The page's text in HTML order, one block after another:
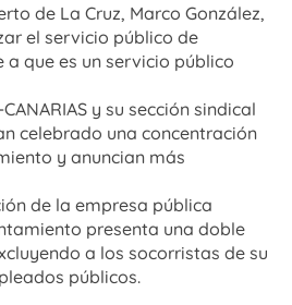
de La Cruz, Marco González,
el servicio público de
a que es un servicio público
y su sección sindical
celebrado una concentración
y anuncian más
de la empresa pública
presenta una doble
a los socorristas de su
públicos.